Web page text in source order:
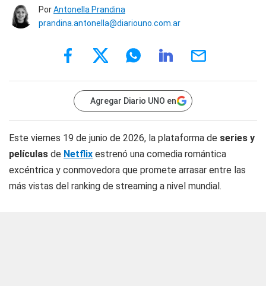
PorAntonella Prandina
prandina.antonella@diariouno.com.ar
Agregar Diario UNO en
Este viernes 19 de junio de 2026, la plataforma de series y
películas de Netflix estrenó una comedia romántica
excéntrica y conmovedora que promete arrasar entre las
más vistas del ranking de streaming a nivel mundial.